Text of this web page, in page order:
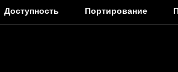
Доступность Портирование